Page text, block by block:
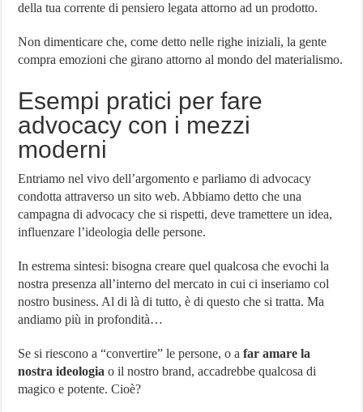
della tua corrente di pensiero legata attorno ad un prodotto.
Non dimenticare che, come detto nelle righe iniziali, la gente
compra emozioni che girano attorno al mondo del materialismo.
Esempi pratici per fare
advocacy con i mezzi
moderni
Entriamo nel vivo dell’argomento e parliamo di advocacy
condotta attraverso un sito web. Abbiamo detto che una
campagna di advocacy che si rispetti, deve tramettere un idea,
influenzare l’ideologia delle persone.
In estrema sintesi: bisogna creare quel qualcosa che evochi la
nostra presenza all’interno del mercato in cui ci inseriamo col
nostro business. Al di là di tutto, è di questo che si tratta. Ma
andiamo più in profondità…
Se si riescono a “convertire” le persone, o afar amare la
nostra ideologia o il nostro brand, accadrebbe qualcosa di
magico e potente. Cioè?